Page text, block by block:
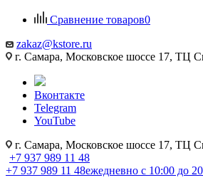
Сравнение товаров0
zakaz@kstore.ru
г. Самара, Московское шоссе 17, ТЦ
Вконтакте
Telegram
YouTube
г. Самара, Московское шоссе 17, ТЦ
+7 937 989 11 48
+7 937 989 11 48ежедневно с 10:00 до